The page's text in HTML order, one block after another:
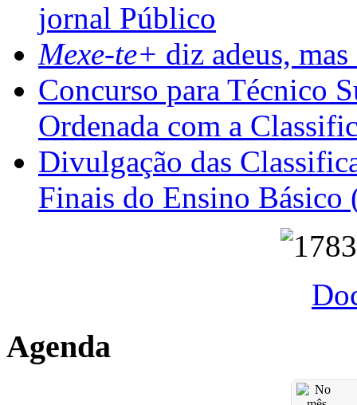
jornal Público
Mexe-te+ diz adeus,
Concurso para Técnico
Ordenada com a
Divulgação das
Finais do Ensino Básico
Agenda